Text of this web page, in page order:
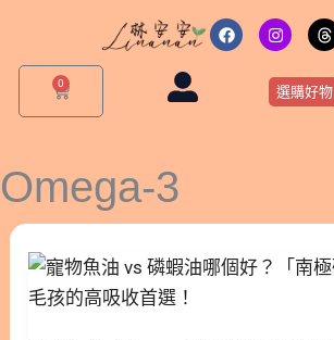
容
F
a
c
I
n
s
t
a
g
T
h
r
e
a
d
0
購
物
籃
選購好物
Omega-3
物
魚